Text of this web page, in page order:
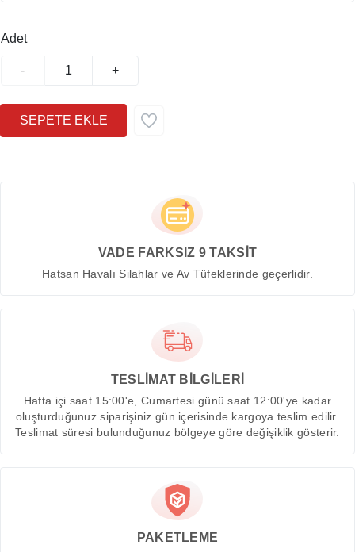
Adet
- +
VADE FARKSIZ 9 TAKSİT
Hatsan Havalı Silahlar ve Av Tüfeklerinde geçerlidir.
TESLİMAT BİLGİLERİ
Hafta içi saat 15:00'e, Cumartesi günü saat 12:00'ye kadar
oluşturduğunuz siparişiniz gün içerisinde kargoya teslim edilir.
Teslimat süresi bulunduğunuz bölgeye göre değişiklik gösterir.
PAKETLEME